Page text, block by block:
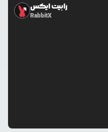
رابیت ایکس
RabbitX